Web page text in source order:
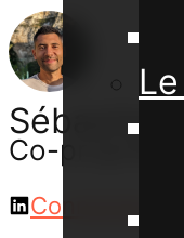
Sébastien
Co-
Connectez-